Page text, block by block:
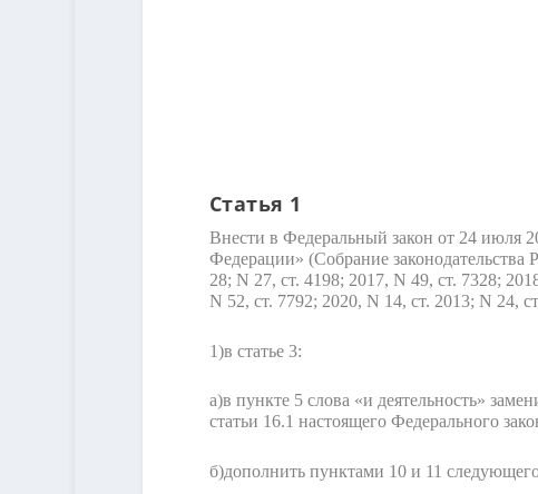
Статья 1
Внести в Федеральный закон от 24 июля
Федерации» (Собрание законодательства
28; N 27, ст. 4198; 2017, N 49, ст. 7328;
N 52, ст. 7792; 2020, N 14, ст. 2013; N 24,
1)в статье 3:
а)в пункте 5 слова «и деятельность»
статьи 16.1 настоящего Федерального
б)дополнить пунктами 10 и 11